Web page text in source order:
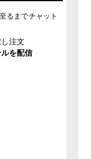
るまでチャット
注文
を配信